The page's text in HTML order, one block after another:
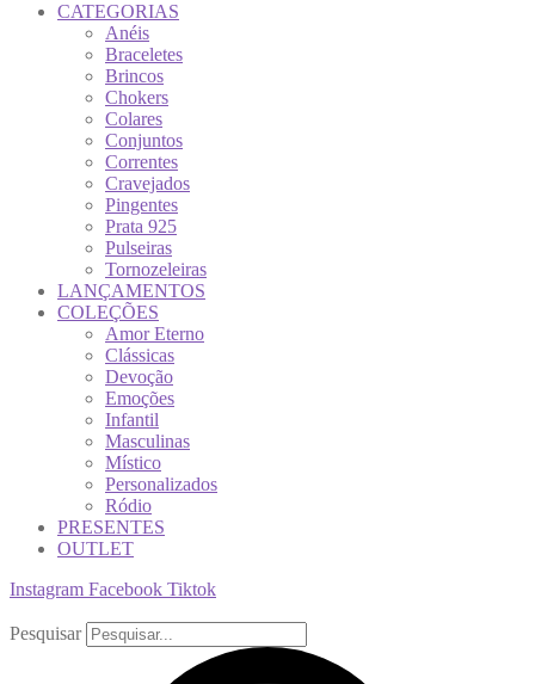
CATEGORIAS
Anéis
Braceletes
Brincos
Chokers
Colares
Conjuntos
Correntes
Cravejados
Pingentes
Prata 925
Pulseiras
Tornozeleiras
LANÇAMENTOS
COLEÇÕES
Amor Eterno
Clássicas
Devoção
Emoções
Infantil
Masculinas
Místico
Personalizados
Ródio
PRESENTES
OUTLET
Instagram Facebook Tiktok
Pesquisar